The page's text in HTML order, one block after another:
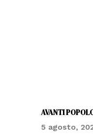
AVANTI
5 agosto,